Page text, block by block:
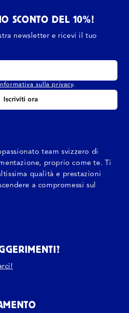
SCONTO DEL 10%!
newsletter e ricevi il tuo
sulla privacy.
Iscriviti ora
team svizzero di
proprio come te. Ti
qualità e prestazioni
a compromessi sul